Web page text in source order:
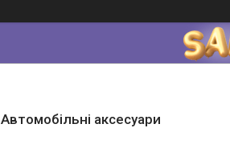
Автомобільні аксесуари